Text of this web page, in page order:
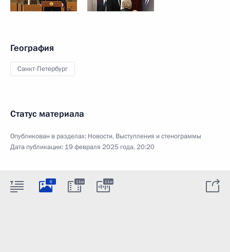
География
Санкт-Петербург
Статус материала
Опубликован в разделах: Новости, Выступления и стенограммы
Дата публикации: 19 февраля 2025 года, 20:20
6 11м 11м